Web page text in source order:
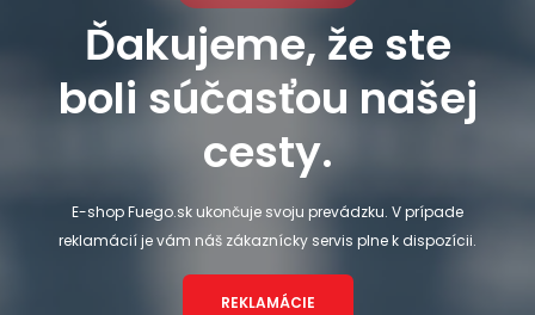
Ďakujeme, že ste
boli súčasťou našej
cesty.
E-shop Fuego.sk ukončuje svoju prevádzku. V prípade
reklamácií je vám náš zákaznícky servis plne k dispozícii.
REKLAMÁCIE